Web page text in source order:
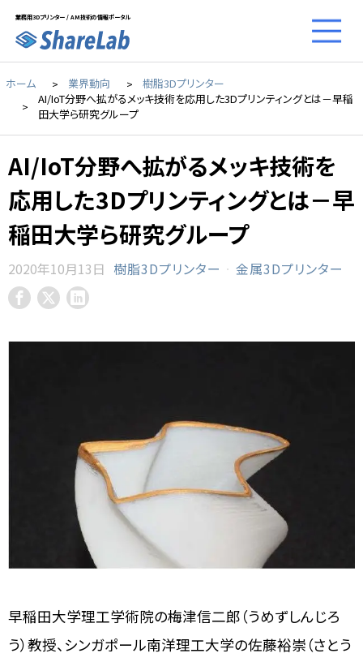
業務用3Dプリンター / AM技術の情報ポータル
ホーム 業界動向
樹脂3Dプリンター
AI/IoT分野へ拡がるメッキ技術を応用した3Dプリンティングとは－早稲
田大学ら研究グループ
AI/IoT分野へ拡がるメッキ技術を
応用した3Dプリンティングとは－早
稲田大学ら研究グループ
2020年10月13日 樹脂3Dプリンター · 金属3Dプリンター
早稲田大学理工学術院の梅津信二郎（うめずしんじろ
う）教授、シンガポール南洋理工大学の佐藤裕崇（さとう